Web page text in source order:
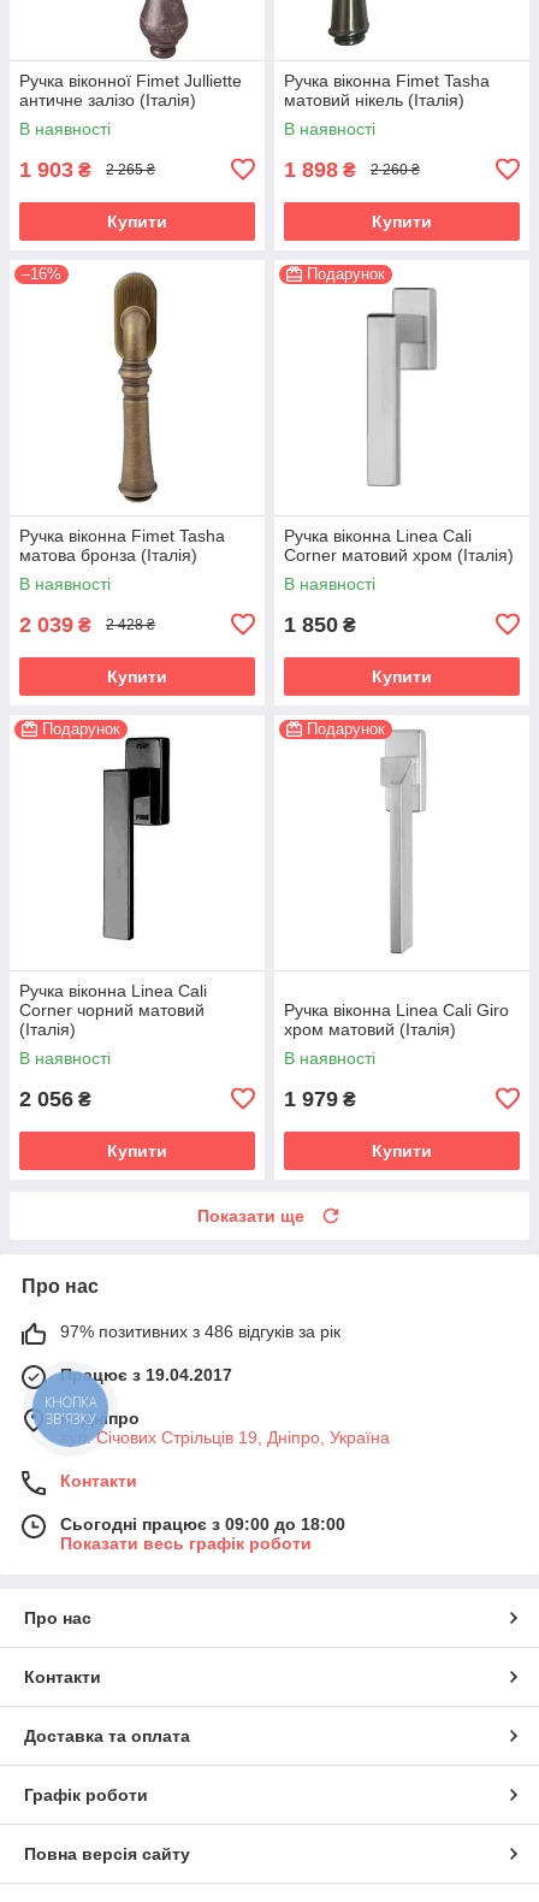
Ручка віконної Fimet Julliette
античне залізо (Італія)
В наявності
1 903 ₴ 2 265 ₴
Купити
Ручка віконна Fimet Tasha
матовий нікель (Італія)
В наявності
1 898 ₴ 2 260 ₴
Купити
–16%
Ручка віконна Fimet Tasha
матова бронза (Італія)
В наявності
2 039 ₴ 2 428 ₴
Купити
Подарунок
Ручка віконна Linea Cali
Corner матовий хром (Італія)
В наявності
1 850 ₴
Купити
Подарунок
Ручка віконна Linea Cali
Corner чорний матовий
(Італія)
В наявності
2 056 ₴
Купити
Подарунок
Ручка віконна Linea Cali Giro
хром матовий (Італія)
В наявності
1 979 ₴
Купити
Показати ще
Про нас
97% позитивних з 486 відгуків за рік
Працює з 19.04.2017
м. Дніпро
вул. Січових Стрільців 19, Дніпро, Україна
Контакти
Сьогодні працює з 09:00 до 18:00
Показати весь графік роботи
Про нас
Контакти
Доставка та оплата
Графік роботи
Повна версія сайту
КНОПКА
ЗВ'ЯЗКУ